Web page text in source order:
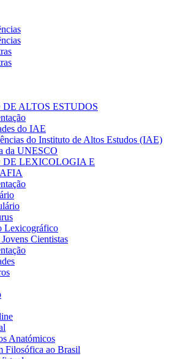
ALTOS ESTUDOS
do IAE
do Instituto de Altos Estudos (IAE)
da UNESCO
DE LEXICOLOGIA E
Lexicográfico
Cientistas
Anatómicos
Filosófica ao Brasil